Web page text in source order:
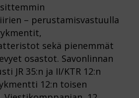
– perustamisvastuulla
sekä pienemmät
osastot. Savonlinnan
JR 35:n ja II/KTR 12:n
12:n toisen